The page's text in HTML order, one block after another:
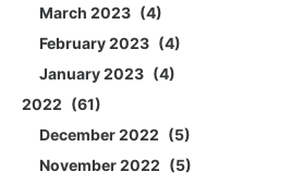
March 2023
4
February 2023
4
January 2023
4
2022
61
December 2022
5
November 2022
5